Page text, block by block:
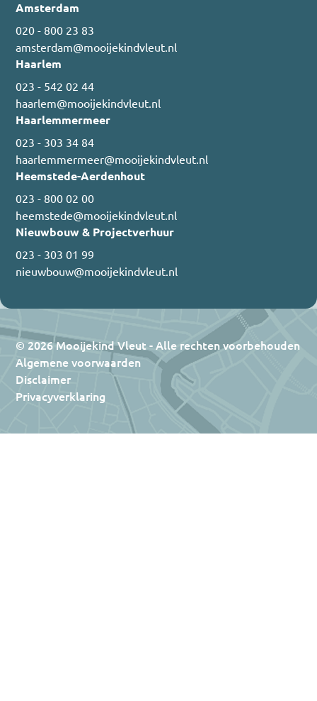
Amsterdam
020 - 800 23 83
amsterdam@mooijekindvleut.nl
Haarlem
023 - 542 02 44
haarlem@mooijekindvleut.nl
Haarlemmermeer
023 - 303 34 84
haarlemmermeer@mooijekindvleut.nl
Heemstede-Aerdenhout
023 - 800 02 00
heemstede@mooijekindvleut.nl
Nieuwbouw & Projectverhuur
023 - 303 01 99
nieuwbouw@mooijekindvleut.nl
© 2026 Mooijekind Vleut - Alle rechten voorbehouden
Algemene voorwaarden
Disclaimer
Privacyverklaring